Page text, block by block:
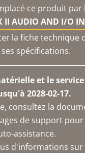
ce produit par
II AUDIO AND I/O
la fiche technique
spécifications.
et le
2028-02-17.
consultez la
de support
assistance.
d'informations